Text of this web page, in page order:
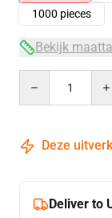
1000 pieces
Bekijk
Deze
Deliver to